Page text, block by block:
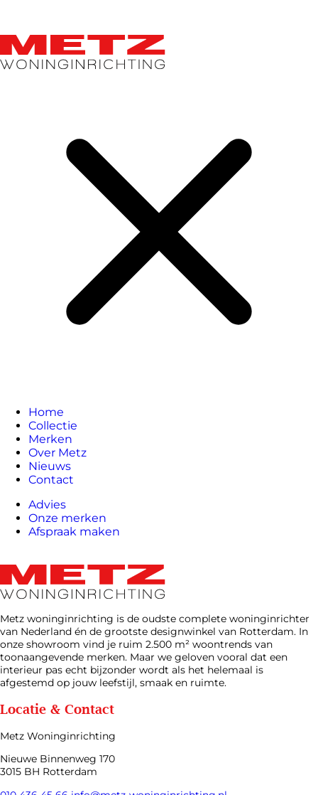
Home
Collectie
Merken
Over Metz
Nieuws
Contact
Advies
Onze merken
Afspraak maken
Metz woninginrichting is de oudste complete woninginrichter
van Nederland én de grootste designwinkel van Rotterdam. In
onze showroom vind je ruim 2.500 m² woontrends van
toonaangevende merken. Maar we geloven vooral dat een
interieur pas echt bijzonder wordt als het helemaal is
afgestemd op jouw leefstijl, smaak en ruimte.
Locatie & Contact
Metz Woninginrichting
Nieuwe Binnenweg 170
3015 BH Rotterdam